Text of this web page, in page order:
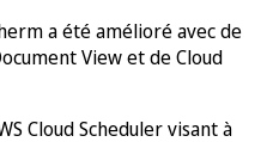
a été amélioré avec de
View et de Cloud
Cloud Scheduler visant à